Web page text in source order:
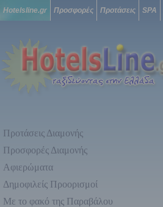
Hotelsline.gr Προσφορές Προτάσεις SPA
Προτάσεις Διαμονής
Προσφορές Διαμονής
Αφιερώματα
Δημοφιλείς Προορισμοί
Με το φακό της Παραβάλου